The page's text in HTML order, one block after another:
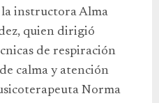
la instructora Alma
quien dirigió
de respiración
calma y atención
Norma